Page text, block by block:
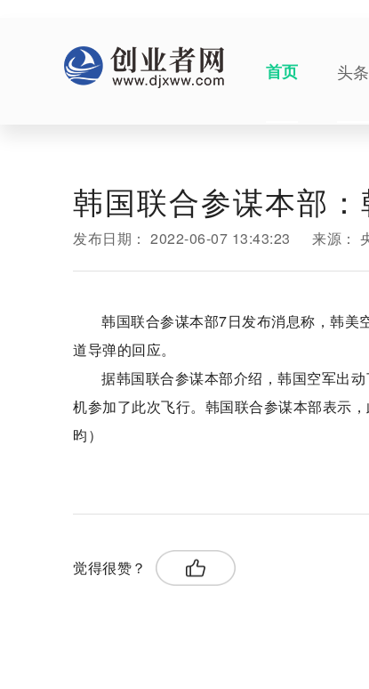
首页 头条
韩国联合参谋本部
发布日期： 2022-06-07 13:43:23 来源：
韩国联合参谋本部7日发布消息称，韩美
道导弹的回应。
据韩国联合参谋本部介绍，韩国空军出
机参加了此次飞行。韩国联合参谋本部表示
昀）
觉得很赞？